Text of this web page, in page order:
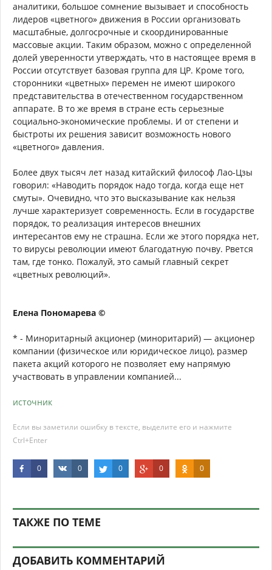
аналитики, большое сомнение вызывает и способность
лидеров «цветного» движения в России организовать
масштабные, долгосрочные и скоординированные
массовые акции. Таким образом, можно с определенной
долей уверенности утверждать, что в настоящее время в
России отсутствует базовая группа для ЦР. Кроме того,
сторонники «цветных» перемен не имеют широкого
представительства в отечественном государственном
аппарате. В то же время в стране есть серьезные
социально-экономические проблемы. И от степени и
быстроты их решения зависит возможность нового
«цветного» давления.
Более двух тысяч лет назад китайский философ Лао-Цзы
говорил: «Наводить порядок надо тогда, когда еще нет
смуты». Очевидно, что это высказывание как нельзя
лучше характеризует современность. Если в государстве
порядок, то реализация интересов внешних
интересантов ему не страшна. Если же этого порядка нет,
то вирусы революции имеют благодатную почву. Рвется
там, где тонко. Пожалуй, это самый главный секрет
«цветных революций».
Елена Пономарева ©
* - Миноритарный акционер (миноритарий) — акционер
компании (физическое или юридическое лицо), размер
пакета акций которого не позволяет ему напрямую
участвовать в управлении компанией...
источник
Если вы заметили ошибку в тексте, выделите его и нажмите
Ctrl+Enter
0 0 0 0 0
ТАКЖЕ ПО ТЕМЕ
ДОБАВИТЬ КОММЕНТАРИЙ